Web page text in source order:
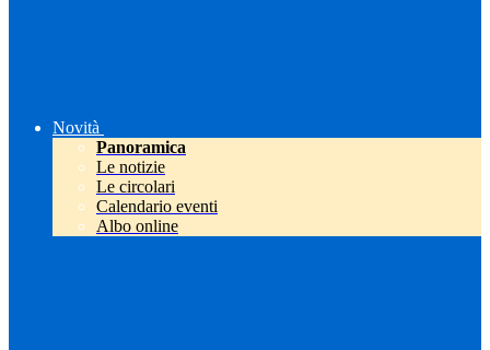
Novità
Panoramica
Le notizie
Le circolari
Calendario eventi
Albo online